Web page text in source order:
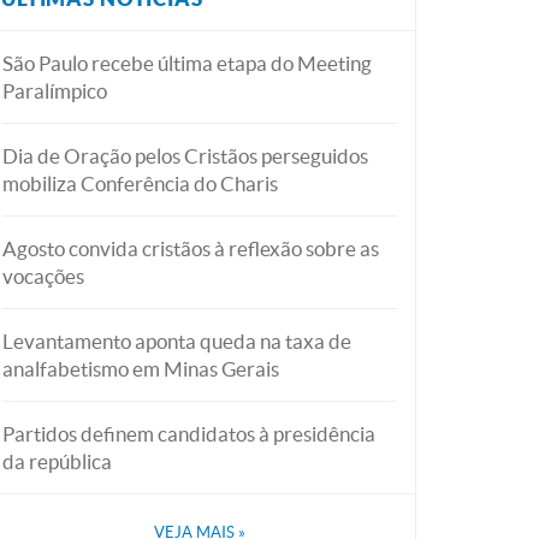
São Paulo recebe última etapa do Meeting
Paralímpico
Dia de Oração pelos Cristãos perseguidos
mobiliza Conferência do Charis
Agosto convida cristãos à reflexão sobre as
vocações
Levantamento aponta queda na taxa de
analfabetismo em Minas Gerais
Partidos definem candidatos à presidência
da república
VEJA MAIS »